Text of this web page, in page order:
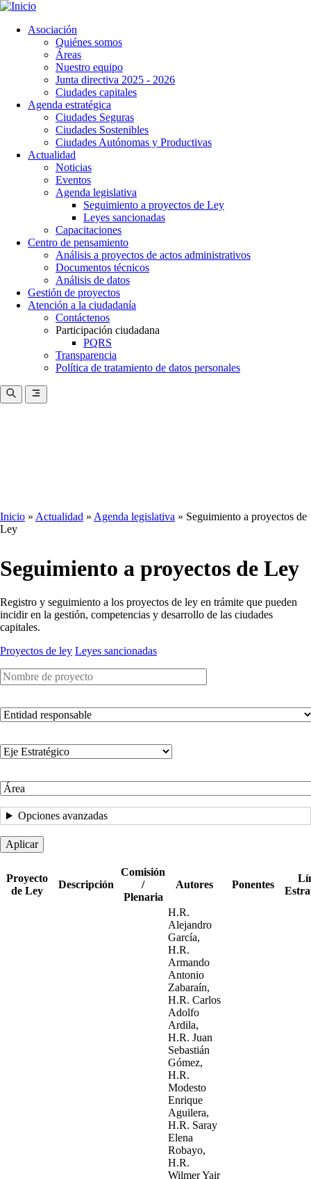
Pasar
contenidoAsociación
Quiénes somos
Áreas
Nuestro equipo
Junta directiva 2025 - 2026
Ciudades capitales
Agenda estratégica
Ciudades Seguras
Ciudades Sostenibles
Ciudades Autónomas y Productivas
Actualidad
Noticias
Eventos
Agenda legislativa
Seguimiento a proyectos de Ley
Leyes sancionadas
Capacitaciones
Centro de pensamiento
Análisis a proyectos de actos administrativos
Documentos técnicos
Análisis de datos
Gestión de proyectos
Atención a la ciudadanía
Contáctenos
Participación ciudadana
PQRS
Transparencia
Política de tratamiento de datos personales
Ruta
navegación
Inicio Actualidad Agenda legislativa
Seguimiento a proyectos de
Ley
Seguimiento a proyectos de Ley
Registro y seguimiento a los proyectos de ley en trámite que pueden
incidir en la gestión, competencias y desarrollo de las ciudades
capitales.
Proyectos de ley Leyes sancionadas
Título
Comisión
/
Línea
Estratégica
Área
Opciones avanzadas
Proyecto
de Ley
Descripción
Comisión
/
Plenaria
Autores Ponentes
H.R.
Alejandro
García,
H.R.
Armando
Antonio
Zabaraín,
H.R. Carlos
Adolfo
Ardila,
H.R. Juan
Sebastián
Gómez,
H.R.
Modesto
Enrique
Aguilera,
H.R. Saray
Elena
Robayo,
H.R.
Wilmer Yair